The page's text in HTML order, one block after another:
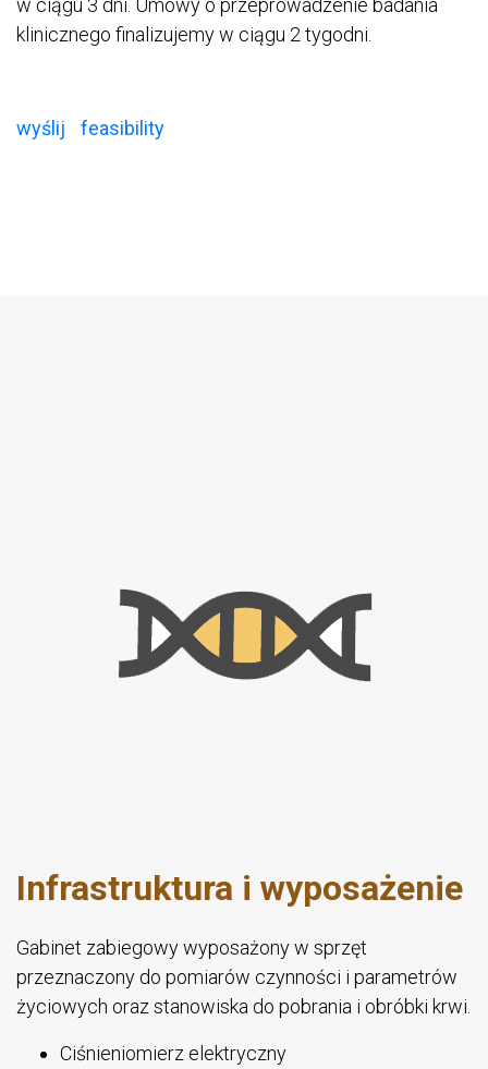
klinicznego finalizujemy w ciągu 2 tygodni.
wyślij feasibility
Infrastruktura i wyposażenie
Gabinet zabiegowy wyposażony w sprzęt
przeznaczony do pomiarów czynności i parametrów
życiowych oraz stanowiska do pobrania i obróbki krwi.
Ciśnieniomierz elektryczny